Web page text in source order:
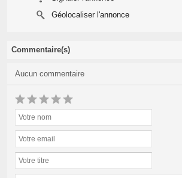
Géolocaliser l'annonce
Commentaire(s)
Aucun commentaire